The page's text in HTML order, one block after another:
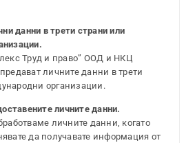
данни в трети страни или
Труд и право” ООД и НКЦ
личните данни в трети
организации.
личните данни.
личните данни, когато
да получавате информация от